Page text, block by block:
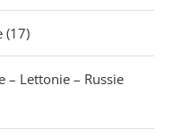
(17)
– Lettonie – Russie